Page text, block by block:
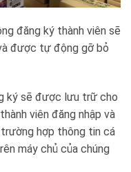
đăng ký thành viên sẽ
được tự động gỡ bỏ
ký sẽ được lưu trữ cho
viên đăng nhập và
hợp thông tin cá
máy chủ của chúng